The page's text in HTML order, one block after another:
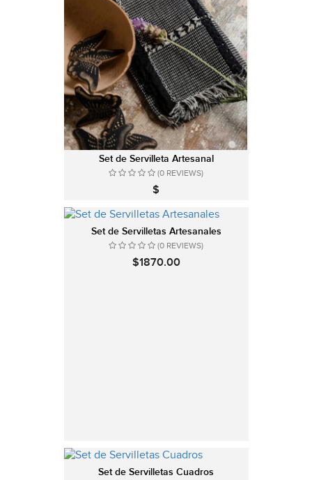
Set de Servilleta Artesanal
(0 REVIEWS)
$
Set de Servilletas Artesanales
(0 REVIEWS)
$1870.00
Set de Servilletas Cuadros